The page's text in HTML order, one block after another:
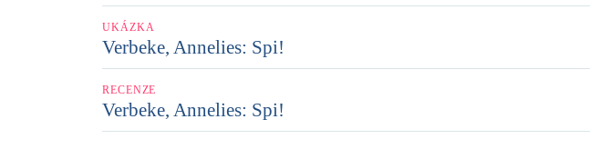
UKÁZKA
Verbeke, Annelies: Spi!
RECENZE
Verbeke, Annelies: Spi!